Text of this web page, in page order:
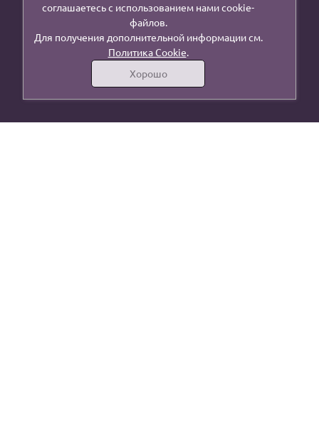
соглашаетесь с использованием нами cookie-
файлов.
Для получения дополнительной информации см.
Политика Cookie.
Хорошо